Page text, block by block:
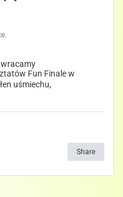
wracamy
Fun Finale w
uśmiechu,
Share